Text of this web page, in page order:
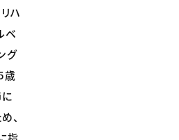
ハ
ベ
グ
歳
、